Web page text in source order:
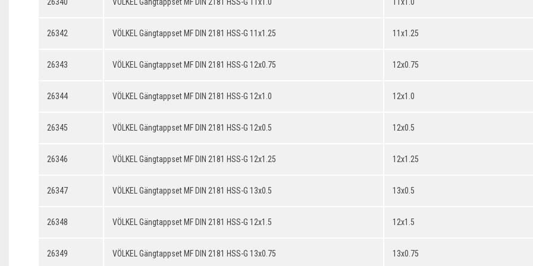
26342 VÖLKEL Gängtappset MF DIN 2181 HSS-G 11x1.25 11x1.25
26343 VÖLKEL Gängtappset MF DIN 2181 HSS-G 12x0.75 12x0.75
26344 VÖLKEL Gängtappset MF DIN 2181 HSS-G 12x1.0 12x1.0
26345 VÖLKEL Gängtappset MF DIN 2181 HSS-G 12x0.5 12x0.5
26346 VÖLKEL Gängtappset MF DIN 2181 HSS-G 12x1.25 12x1.25
26347 VÖLKEL Gängtappset MF DIN 2181 HSS-G 13x0.5 13x0.5
26348 VÖLKEL Gängtappset MF DIN 2181 HSS-G 12x1.5 12x1.5
26349 VÖLKEL Gängtappset MF DIN 2181 HSS-G 13x0.75 13x0.75